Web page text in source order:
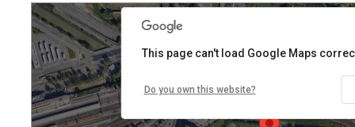
This page can't load Google Maps
Do you own this website?